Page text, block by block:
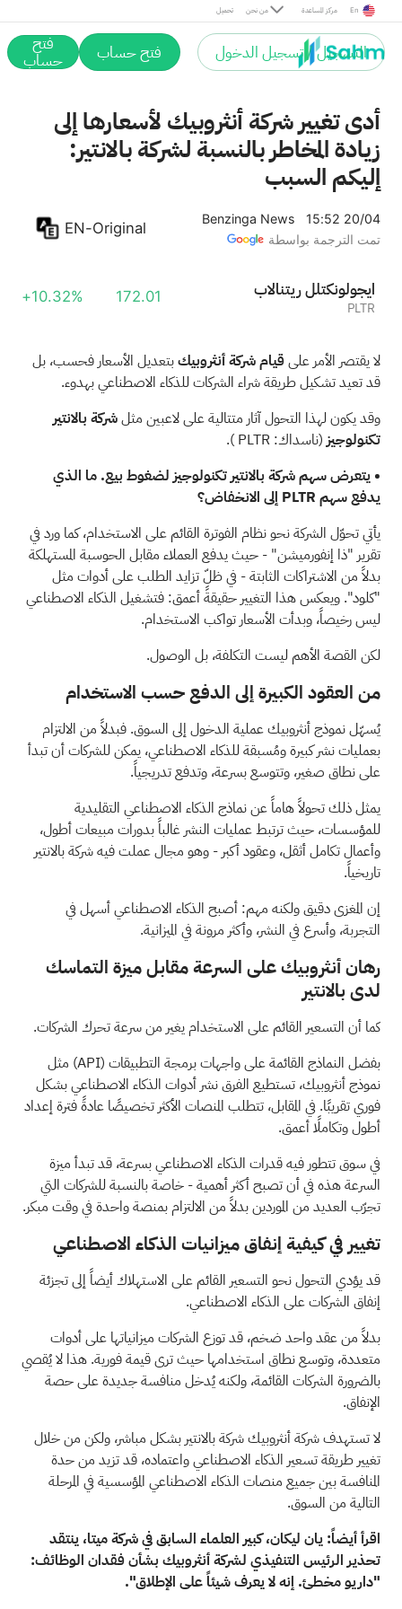
تحميل من نحن مركز المساعدة En
التسجيل / تسجيل الدخول فتح حساب فتح
حساب
أدى تغيير شركة أنثروبيك لأسعارها إلى
زيادة المخاطر بالنسبة لشركة بالانتير:
إليكم السبب
Benzinga News
15:52 20/04
تمت الترجمة بواسطة
EN-Original
بالانتير للتكنولوجيا
PLTR
172.01
+10.32%
لا يقتصر الأمر علىقيام شركة أنثروبيكبتعديل الأسعار فحسب، بل
قد تعيد تشكيل طريقة شراء الشركات للذكاء الاصطناعي بهدوء.
وقد يكون لهذا التحول آثار متتاليةعلى لاعبين مثلشركة بالانتير
تكنولوجيز (ناسداك: PLTR
).
• يتعرض سهم شركة بالانتير تكنولوجيز لضغوط بيع. ما الذي
يدفع سهم PLTR إلى الانخفاض؟
يأتي تحوّل الشركة نحو نظام الفوترة القائم على الاستخدام، كما وردفي
تقرير "ذا إنفورميشن" - حيث يدفع العملاء مقابل الحوسبة المستهلكة
بدلاً من الاشتراكات الثابتة - في ظلّ تزايد الطلب على أدوات مثل
"كلود". ويعكس هذا التغيير حقيقةً أعمق: فتشغيل الذكاء الاصطناعي
ليس رخيصاً، وبدأت الأسعار تواكب الاستخدام.
لكن القصة الأهم ليست التكلفة، بل الوصول.
من العقود الكبيرة إلى الدفع حسب الاستخدام
يُسهّل نموذج أنثروبيك عملية الدخول إلى السوق. فبدلاً من الالتزام
بعمليات نشر كبيرة ومُسبقة للذكاء الاصطناعي، يمكن للشركات أن تبدأ
على نطاق صغير، وتتوسع بسرعة، وتدفع تدريجياً.
يمثل ذلك تحولاً هاماً عن نماذج الذكاء الاصطناعي التقليدية
للمؤسسات، حيث ترتبط عمليات النشر غالباً بدورات مبيعات أطول،
وأعمال تكامل أثقل، وعقود أكبر - وهو مجال عملت فيه شركة بالانتير
تاريخياً.
إن المغزى دقيق ولكنه مهم: أصبح الذكاء الاصطناعي أسهل في
التجربة، وأسرع في النشر، وأكثر مرونة في الميزانية.
رهان أنثروبيك على السرعة مقابل ميزة التماسك
لدى بالانتير
كما أن التسعير القائم على الاستخدام يغير من سرعة تحرك الشركات.
بفضل النماذج القائمة على واجهات برمجة التطبيقات (API) مثل
نموذج أنثروبيك، تستطيع الفرق نشر أدوات الذكاء الاصطناعي بشكل
فوري تقريبًا. في المقابل، تتطلب المنصات الأكثر تخصيصًا عادةً فترة إعداد
أطول وتكاملًا أعمق.
في سوق تتطور فيه قدرات الذكاء الاصطناعي بسرعة، قد تبدأ ميزة
السرعة هذه في أن تصبح أكثر أهمية - خاصة بالنسبة للشركات التي
تجرّب العديد من الموردين بدلاً من الالتزام بمنصة واحدة في وقت مبكر.
تغيير في كيفية إنفاق ميزانيات الذكاء الاصطناعي
قد يؤدي التحول نحو التسعير القائم على الاستهلاك أيضاً إلى تجزئة
إنفاق الشركات على الذكاء الاصطناعي.
بدلاً من عقد واحد ضخم، قد توزع الشركات ميزانياتها على أدوات
متعددة، وتوسع نطاق استخدامها حيث ترى قيمة فورية. هذا لا يُقصي
بالضرورة الشركات القائمة، ولكنه يُدخل منافسة جديدة على حصة
الإنفاق.
لا تستهدف شركة أنثروبيك شركة بالانتير بشكل مباشر، ولكن من خلال
تغيير طريقة تسعير الذكاء الاصطناعي واعتماده، قد تزيد من حدة
المنافسة بين جميع منصات الذكاء الاصطناعي المؤسسية في المرحلة
التالية من السوق.
اقرأ أيضاً: يان ليكان، كبير العلماء السابق في شركة ميتا، ينتقد
تحذير الرئيس التنفيذي لشركة أنثروبيك بشأن فقدان الوظائف:
"داريو مخطئ. إنه لا يعرف شيئاً على الإطلاق".